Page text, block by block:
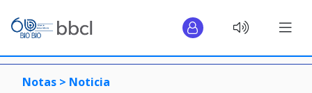
Notas > Noticia